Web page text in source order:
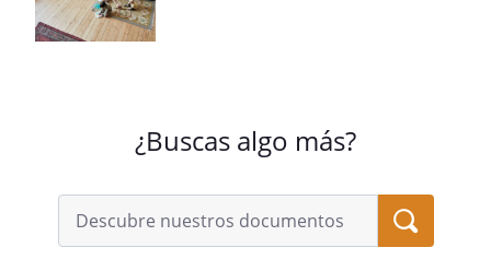
¿Buscas algo más?